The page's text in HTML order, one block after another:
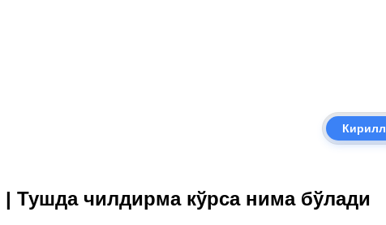
Кирилл
Тушда чилдирма кўрса нима бўлади